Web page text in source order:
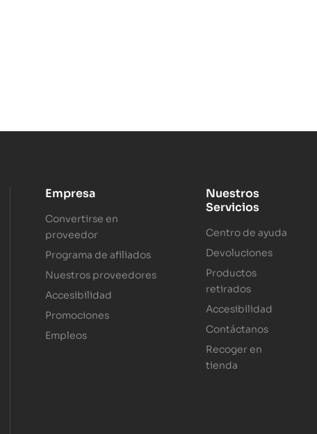
Empresa
Convertirse en
proveedor
Programa de afiliados
Nuestros proveedores
Accesibilidad
Promociones
Empleos
Nuestros
Servicios
Centro de ayuda
Devoluciones
Productos
retirados
Accesibilidad
Contáctanos
Recoger en
tienda